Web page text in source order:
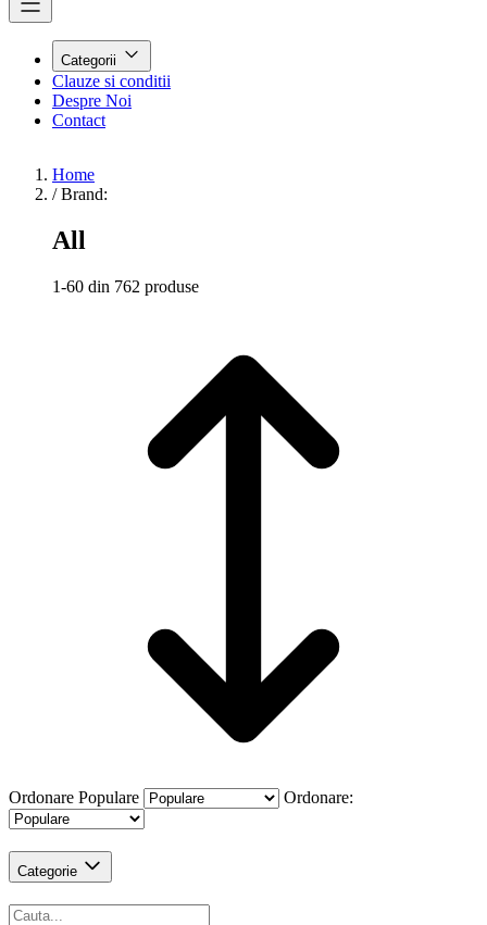
Categorii
Clauze si conditii
Despre Noi
Contact
Home
/ Brand:
All
1-60 din 762 produse
Ordonare Populare Ordonare:
Categorie